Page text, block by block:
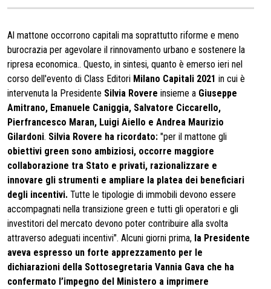
Al mattone occorrono capitali ma soprattutto riforme e meno
burocrazia per agevolare il rinnovamento urbano e sostenere la
ripresa economica.. Questo, in sintesi, quanto è emerso ieri nel
corso dell'evento di Class Editori Milano Capitali 2021 in cui è
intervenuta la Presidente Silvia Rovere insieme a Giuseppe
Amitrano, Emanuele Caniggia, Salvatore Ciccarello,
Pierfrancesco Maran, Luigi Aiello e Andrea Maurizio
Gilardoni. Silvia Rovere ha ricordato: "per il mattone gli
obiettivi green sono ambiziosi, occorre maggiore
collaborazione tra Stato e privati, razionalizzare e
innovare gli strumenti e ampliare la platea dei beneficiari
degli incentivi. Tutte le tipologie di immobili devono essere
accompagnati nella transizione green e tutti gli operatori e gli
investitori del mercato devono poter contribuire alla svolta
attraverso adeguati incentivi". Alcuni giorni prima, la Presidente
aveva espresso un forte apprezzamento per le
dichiarazioni della Sottosegretaria Vannia Gava che ha
confermato l’impegno del Ministero a imprimere